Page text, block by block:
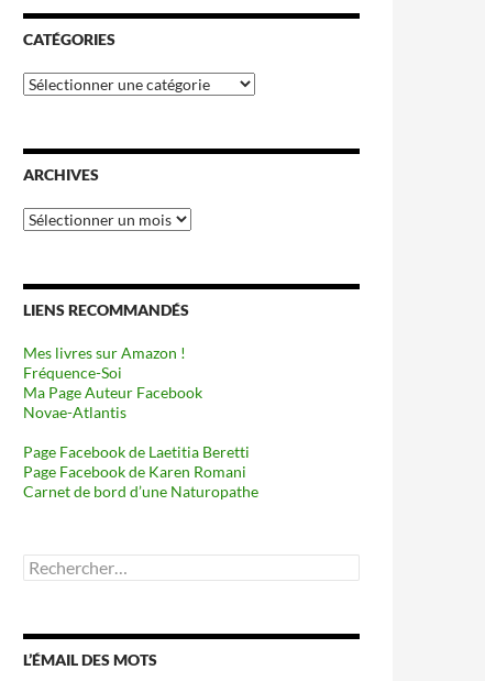
CATÉGORIES
Catégories
ARCHIVES
Archives
LIENS RECOMMANDÉS
Mes livres sur Amazon !
Fréquence-Soi
Ma Page Auteur Facebook
Novae-Atlantis
Page Facebook de Laetitia Beretti
Page Facebook de Karen Romani
Carnet de bord d’une Naturopathe
Rechercher :
L’ÉMAIL DES MOTS